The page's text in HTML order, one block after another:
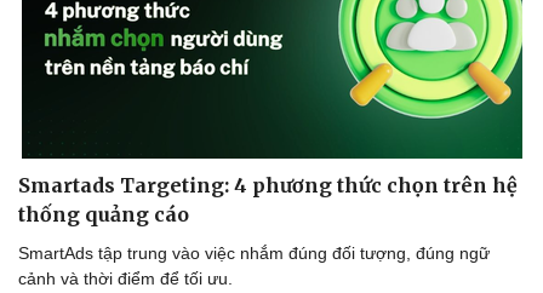
Kinh tế
Bất động sản
Khởi nghiệp
Giá vàng
Smartads Targeting: 4 phương thức chọn trên hệ
thống quảng cáo
SmartAds tập trung vào việc nhắm đúng đối tượng, đúng ngữ
cảnh và thời điểm để tối ưu.